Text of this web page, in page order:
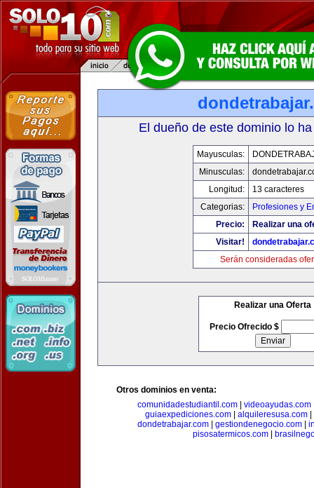
El dueño de este dominio lo
Mayusculas:
Minusculas:
Longitud:
13 caracteres
Categorias:
Profesiones y
Precio:
Realizar una
Visitar!
Serán consideradas
Realizar una Oferta
Precio Ofrecido $
Otros dominios en venta:
comunidadestudiantil.com| videoayudas.com
guiaexpediciones.com| alquileresusa.com|
dondetrabajar.com| gestiondenegocio.com|
pisosatermicos.com|